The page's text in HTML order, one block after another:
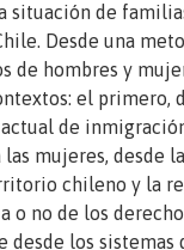
situación de
Desde una
de hombres y
el
de
mujeres, desde
chileno y la
o no de los
los